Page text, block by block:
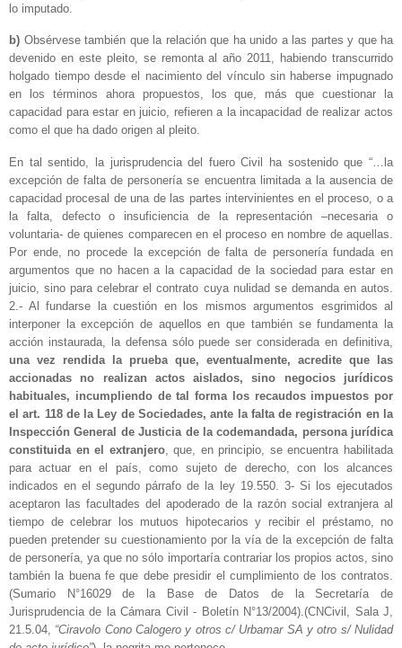
lo imputado.
b) Obsérvese también que la relación que ha unido a las partes y que ha
devenido en este pleito, se remonta al año 2011, habiendo transcurrido
holgado tiempo desde el nacimiento del vínculo sin haberse impugnado
en los términos ahora propuestos, los que, más que cuestionar la
capacidad para estar en juicio, refieren a la incapacidad de realizar actos
como el que ha dado origen al pleito.
En tal sentido, la jurisprudencia del fuero Civil ha sostenido que “…la
excepción de falta de personería se encuentra limitada a la ausencia de
capacidad procesal de una de las partes intervinientes en el proceso, o a
la falta, defecto o insuficiencia de la representación –necesaria o
voluntaria- de quienes comparecen en el proceso en nombre de aquellas.
Por ende, no procede la excepción de falta de personería fundada en
argumentos que no hacen a la capacidad de la sociedad para estar en
juicio, sino para celebrar el contrato cuya nulidad se demanda en autos.
2.- Al fundarse la cuestión en los mismos argumentos esgrimidos al
interponer la excepción de aquellos en que también se fundamenta la
acción instaurada, la defensa sólo puede ser considerada en definitiva,
una vez rendida la prueba que, eventualmente, acredite que las
accionadas no realizan actos aislados, sino negocios jurídicos
habituales, incumpliendo de tal forma los recaudos impuestos por
el art. 118 de la Ley de Sociedades, ante la falta de registración en la
Inspección General de Justicia de la codemandada, persona jurídica
constituida en el extranjero, que, en principio, se encuentra habilitada
para actuar en el país, como sujeto de derecho, con los alcances
indicados en el segundo párrafo de la ley 19.550. 3- Si los ejecutados
aceptaron las facultades del apoderado de la razón social extranjera al
tiempo de celebrar los mutuos hipotecarios y recibir el préstamo, no
pueden pretender su cuestionamiento por la vía de la excepción de falta
de personería, ya que no sólo importaría contrariar los propios actos, sino
también la buena fe que debe presidir el cumplimiento de los contratos.
(Sumario N°16029 de la Base de Datos de la Secretaría de
Jurisprudencia de la Cámara Civil - Boletín N°13/2004).(CNCivil, Sala J,
21.5.04, “Ciravolo Cono Calogero y otros c/ Urbamar SA y otro s/ Nulidad